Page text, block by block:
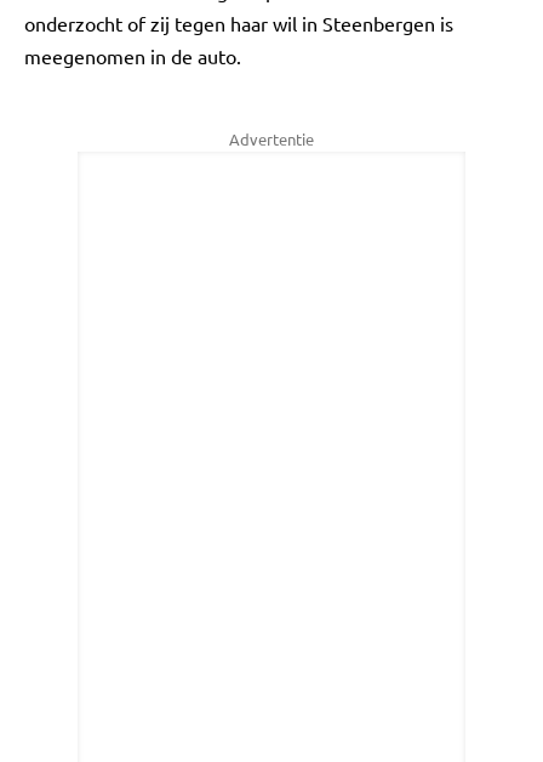
onderzocht of zij tegen haar wil in Steenbergen is
meegenomen in de auto.
Advertentie